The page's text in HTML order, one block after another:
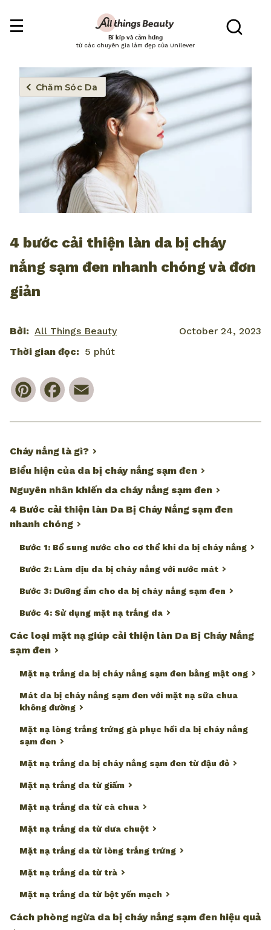
Bí kíp và cảm hứng
từ các chuyên gia làm đẹp của Unilever
Chăm Sóc Da
4 bước cải thiện làn da bị cháy
nắng sạm đen nhanh chóng và đơn
giản
Bởi: All Things Beauty
October 24, 2023
Thời gian đọc: 5 phút
PinterestFacebook
Cháy nắng là gì?
Biểu hiện của da bị cháy nắng sạm đen
Nguyên nhân khiến da cháy nắng sạm đen
4 Bước cải thiện làn Da Bị Cháy Nắng sạm đen
nhanh chóng
Bước 1: Bổ sung nước cho cơ thể khi da bị cháy nắng
Bước 2: Làm dịu da bị cháy nắng với nước mát
Bước 3: Dưỡng ẩm cho da bị cháy nắng sạm đen
Bước 4: Sử dụng mặt nạ trắng da
Các loại mặt nạ giúp cải thiện làn Da Bị Cháy Nắng
sạm đen
Mặt nạ trắng da bị cháy nắng sạm đen bằng mật ong
Mát da bị cháy nắng sạm đen với mặt nạ sữa chua
không đường
Mặt nạ lòng trắng trứng gà phục hồi da bị cháy nắng
sạm đen
Mặt nạ trắng da bị cháy nắng sạm đen từ đậu đỏ
Mặt nạ trắng da từ giấm
Mặt nạ trắng da từ cà chua
Mặt nạ trắng da từ dưa chuột
Mặt nạ trắng da từ lòng trắng trứng
Mặt nạ trắng da từ trà
Mặt nạ trắng da từ bột yến mạch
Cách phòng ngừa da bị cháy nắng sạm đen hiệu quả